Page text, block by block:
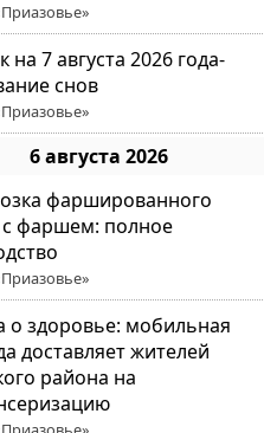
на 7 августа 2026 года-
снов
6 августа 2026
фаршированного
фаршем: полное
о здоровье: мобильная
доставляет жителей
района на